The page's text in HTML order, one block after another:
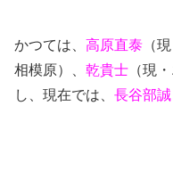
かつては、 高原直泰 （
相模原）、 乾貴士 （現
し、現在では、 長谷部誠